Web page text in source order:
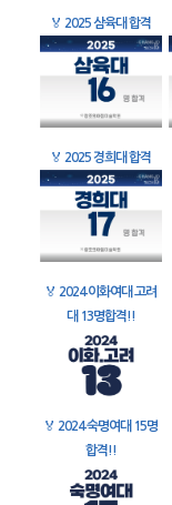
🏅 2025 삼육대 합격
🏅 2025 경희대 합격
🏅 2024 이화여대 고려
대 13명합격!!
🏅 2024 숙명여대 15명
합격!!